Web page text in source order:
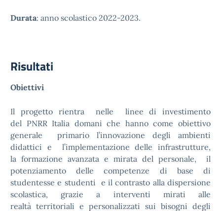
Durata: anno scolastico 2022-2023.
Risultati
Obiettivi
Il progetto rientra nelle linee di investimento
del PNRR Italia domani che hanno come obiettivo
generale primario l’innovazione degli ambienti
didattici e l’implementazione delle infrastrutture,
la formazione avanzata e mirata del personale, il
potenziamento delle competenze di base di
studentesse e studenti e il contrasto alla dispersione
scolastica, grazie a interventi mirati alle
realtà territoriali e personalizzati sui bisogni degli